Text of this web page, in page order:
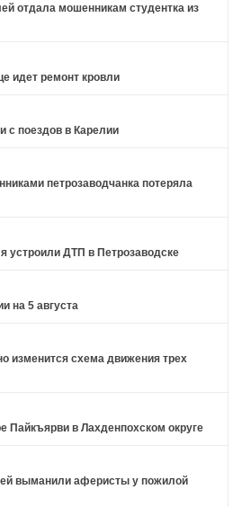
отдала мошенникам студентка из
идет ремонт кровли
с поездов в Карелии
петрозаводчанка потеряла
устроили ДТП в Петрозаводске
на 5 августа
изменится схема движения трех
Пайкъярви в Лахденпохском округе
выманили аферисты у пожилой